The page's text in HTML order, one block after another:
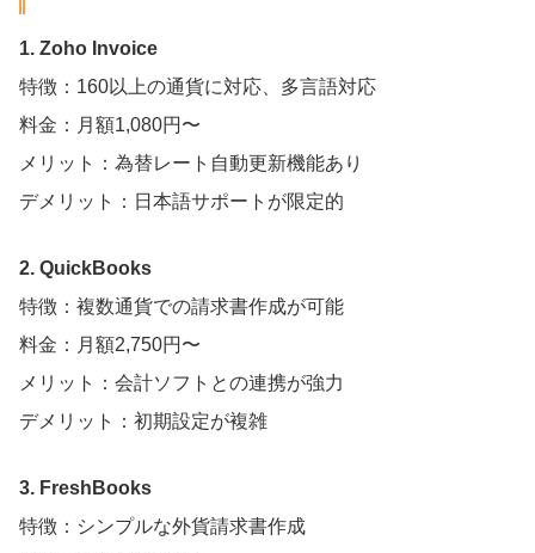
1. Zoho Invoice
特徴：160以上の通貨に対応、多言語対応
料金：月額1,080円〜
メリット：為替レート自動更新機能あり
デメリット：日本語サポートが限定的
2. QuickBooks
特徴：複数通貨での請求書作成が可能
料金：月額2,750円〜
メリット：会計ソフトとの連携が強力
デメリット：初期設定が複雑
3. FreshBooks
特徴：シンプルな外貨請求書作成